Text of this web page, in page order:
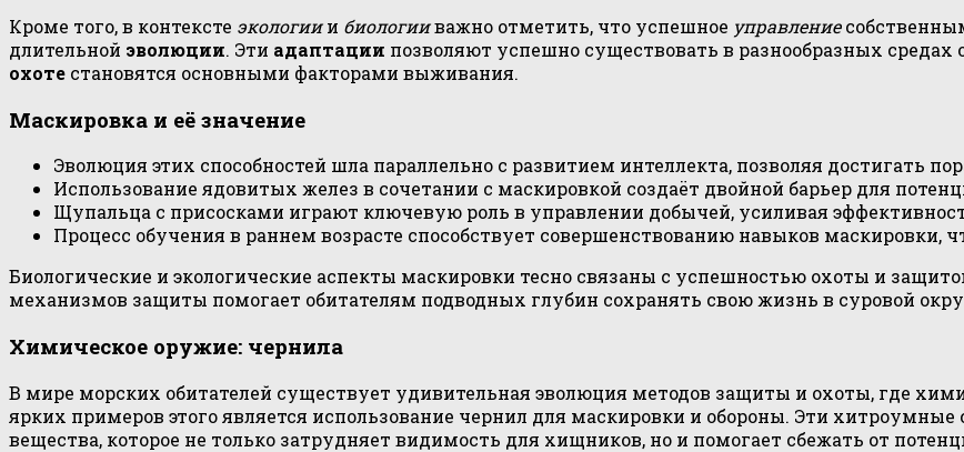
Кроме того, в контексте экологиии биологииважно отметить, что успешное управление
длительной эволюции. Эти адаптации позволяют успешно существовать в разнообразных средах
охоте становятся основными факторами выживания.
Маскировка и её значение
Эволюция этих способностей шла параллельно с развитием интеллекта, позволяя достигать
Использование ядовитых желез в сочетании с маскировкой создаёт двойной барьер для
Щупальца с присосками играют ключевую роль в управлении добычей, усиливая
Процесс обучения в раннем возрасте способствует совершенствованию навыков
Биологические и экологические аспекты маскировки тесно связаны с успешностью охоты и
механизмов защиты помогает обитателям подводных глубин сохранять свою жизнь в суровой
Химическое оружие: чернила
В мире морских обитателей существует удивительная эволюция методов защиты и охоты, где
ярких примеров этого является использование чернил для маскировки и обороны. Эти
вещества, которое не только затрудняет видимость для хищников, но и помогает сбежать от